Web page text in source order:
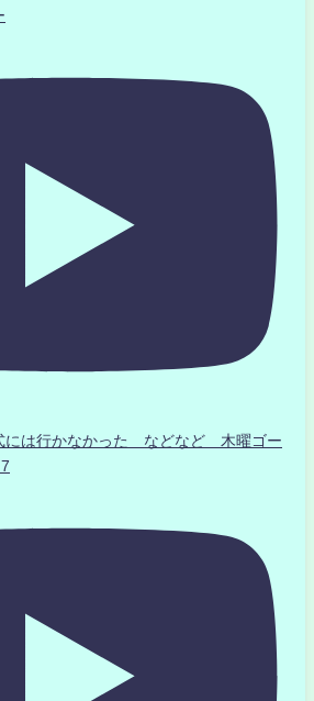
には行かなかった などなど 木曜ゴー